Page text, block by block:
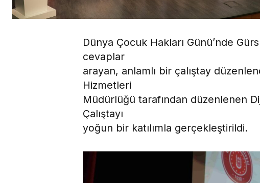
Dünya Çocuk Hakları Günü’nde
cevaplar
arayan, anlamlı bir çalıştay
Hizmetleri
Müdürlüğü tarafından düzenlenen
Çalıştayı
yoğun bir katılımla gerçekleştirildi.